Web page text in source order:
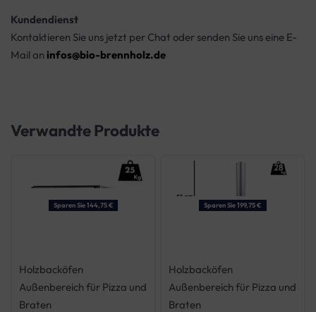
Kundendienst
Kontaktieren Sie uns jetzt per Chat oder senden Sie uns eine E-
Mail an infos@bio-brennholz.de
Verwandte Produkte
Sparen Sie 144,75 €
Holzbacköfen
Außenbereich für Pizza und
Braten
Sparen Sie 199,75 €
Holzbacköfen
Außenbereich für Pizza und
Braten